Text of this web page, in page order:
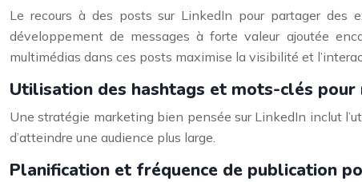
Le recours à des posts sur LinkedIn pour partager des
développement de messages à forte valeur ajoutée
multimédias dans ces posts maximise la visibilité et
Utilisation des hashtags et mots-clés
Une stratégie marketing bien pensée sur LinkedIn inclut
d’atteindre une audience plus large.
Planification et fréquence de publication